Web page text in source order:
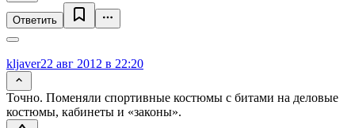
Ответить
kljaver22 авг 2012 в 22:20
Точно. Поменяли спортивные костюмы с битами на деловые
костюмы, кабинеты и «законы».